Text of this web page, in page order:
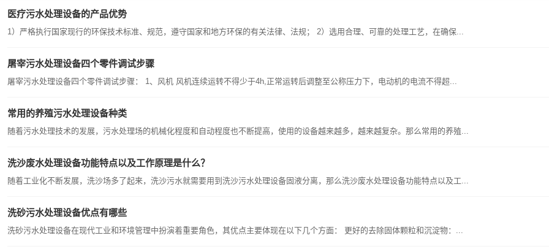
医疗污水处理设备的产品优势
1）严格执行国家现行的环保技术标准、规范，遵守国家和地方环保的有关法律、法规； 2）选用合理、可靠的处理工艺，在确保...
屠宰污水处理设备四个零件调试步骤
屠宰污水处理设备四个零件调试步骤： 1、风机 风机连续运转不得少于4h,正常运转后调整至公称压力下，电动机的电流不得超...
常用的养殖污水处理设备种类
随着污水处理技术的发展，污水处理场的机械化程度和自动程度也不断提高，使用的设备越来越多，越来越复杂。那么常用的养殖...
洗沙废水处理设备功能特点以及工作原理是什么？
随着工业化不断发展，洗沙场多了起来，洗沙污水就需要用到洗沙污水处理设备固液分离，那么洗沙废水处理设备功能特点以及工...
洗砂污水处理设备优点有哪些
洗砂污水处理设备在现代工业和环境管理中扮演着重要角色，其优点主要体现在以下几个方面： 更好的去除固体颗粒和沉淀物：...